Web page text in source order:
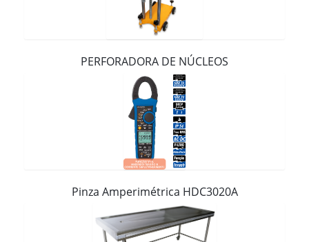
PERFORADORA DE NÚCLEOS
Pinza Amperimétrica HDC3020A